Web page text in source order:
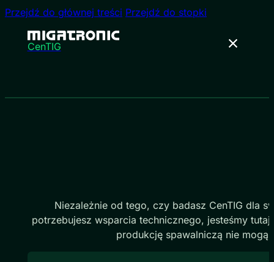
Przejdź do głównej treści Przejdź do stopki
CenTIG
Niezależnie od tego, czy badasz CenTIG dla
potrzebujesz wsparcia technicznego, jesteśmy
produkcję spawalniczą nie mogą